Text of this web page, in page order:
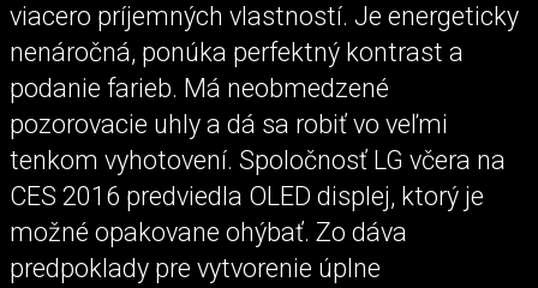
viacero príjemných vlastností. Je energeticky
nenáročná, ponúka perfektný kontrast a
podanie farieb. Má neobmedzené
pozorovacie uhly a dá sa robiť vo veľmi
tenkom vyhotovení. Spoločnosť LG včera na
CES 2016 predviedla OLED displej, ktorý je
možné opakovane ohýbať. Zo dáva
predpoklady pre vytvorenie úplne